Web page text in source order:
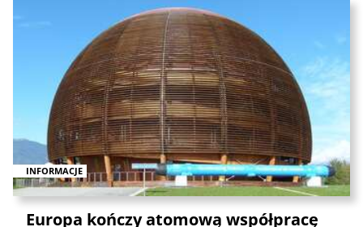
INFORMACJE
Europa kończy atomową współpracę